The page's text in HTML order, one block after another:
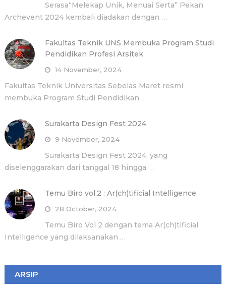
Serasa“Melekap Unik, Menuai Serta” Pekan
Archevent 2024 kembali diadakan dengan …
Fakultas Teknik UNS Membuka Program Studi
Pendidikan Profesi Arsitek
14 November, 2024
Fakultas Teknik Universitas Sebelas Maret resmi
membuka Program Studi Pendidikan …
Surakarta Design Fest 2024
9 November, 2024
Surakarta Design Fest 2024, yang
diselenggarakan dari tanggal 18 hingga …
Temu Biro vol.2 : Ar(ch)tificial Intelligence
28 October, 2024
Temu Biro Vol 2 dengan tema Ar(ch)tificial
Intelligence yang dilaksanakan …
ARSIP